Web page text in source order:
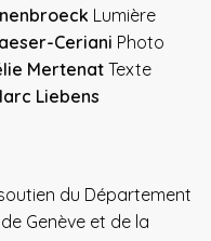
Lumière
Ceriani Photo
MertenatTexte
Liebens
du Département
Genève et de la